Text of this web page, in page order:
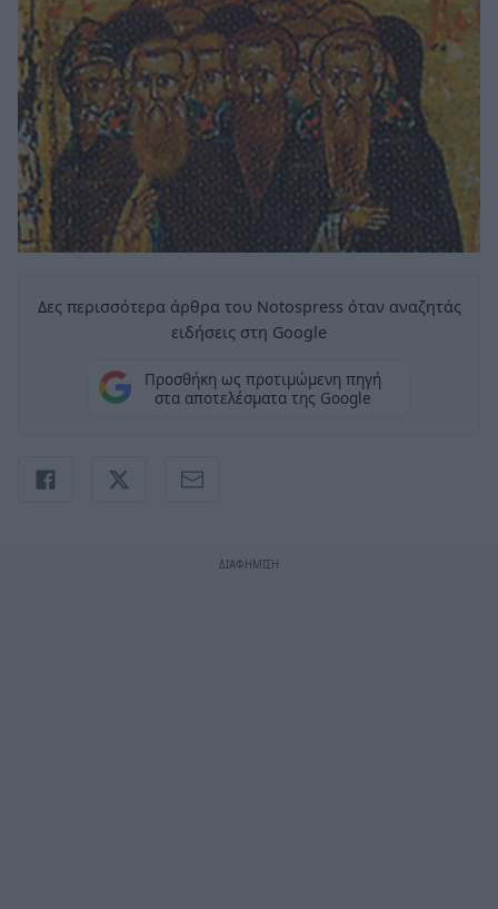
Δες περισσότερα άρθρα του Notospress όταν αναζητάς
ειδήσεις στη Google
Προσθήκη ως προτιμώμενη πηγή
στα αποτελέσματα της Google